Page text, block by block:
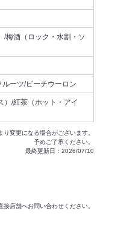
/梅酒（ロック・水割・ソ
ーツ/ピーチウーロン
）/紅茶（ホット・アイ
変更になる場合がございます。
予めご了承ください。
最終更新日：2026/07/10
店舗へお問い合わせください。